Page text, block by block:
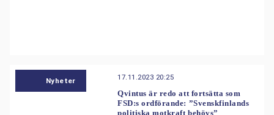
Nyheter 17.11.2023 20:25
Qvintus är redo att fortsätta som
FSD:s ordförande: ”Svenskfinlands
politiska motkraft behövs”